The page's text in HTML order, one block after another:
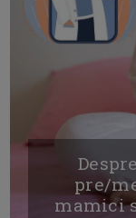
pre/
mamici